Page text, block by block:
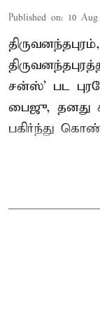
Published on: 10 Aug
திருவனந்தபுரம்,
சன்ஸ்’ பட
பைஜு, தனது
பகிர்ந்து